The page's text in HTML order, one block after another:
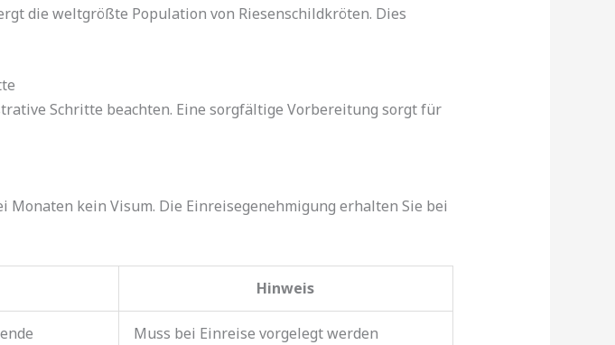
die weltgrößte Population von Riesenschildkröten. Dies
Schritte beachten. Eine sorgfältige Vorbereitung sorgt für
kein Visum. Die Einreisegenehmigung erhalten Sie bei
Hinweis
Muss bei Einreise vorgelegt werden